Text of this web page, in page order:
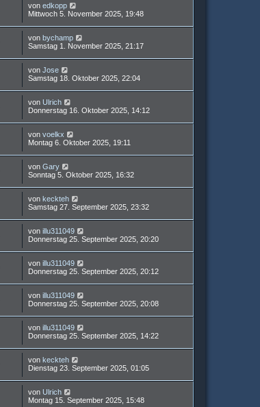
von edkopp
Mittwoch 5. November 2025, 19:48
von bychamp
Samstag 1. November 2025, 21:17
von Jose
Samstag 18. Oktober 2025, 22:04
von Ulrich
Donnerstag 16. Oktober 2025, 14:12
von voelkx
Montag 6. Oktober 2025, 19:11
von Gary
Sonntag 5. Oktober 2025, 16:32
von keckteh
Samstag 27. September 2025, 23:32
von illu311049
Donnerstag 25. September 2025, 20:20
von illu311049
Donnerstag 25. September 2025, 20:12
von illu311049
Donnerstag 25. September 2025, 20:08
von illu311049
Donnerstag 25. September 2025, 14:22
von keckteh
Dienstag 23. September 2025, 01:05
von Ulrich
Montag 15. September 2025, 15:48